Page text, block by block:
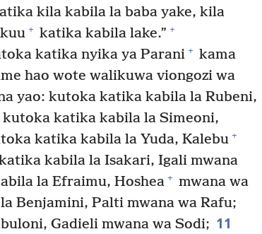
kila kabila la baba yake, kila
+ katika kabila lake.” +
katika nyika ya Parani + kama
hao wote walikuwa viongozi wa
yao: kutoka katika kabila la Rubeni,
kutoka katika kabila la Simeoni,
katika kabila la Yuda, Kalebu +
kabila la Isakari, Igali mwana
la Efraimu, Hoshea + mwana wa
Benjamini, Palti mwana wa Rafu;
Gadieli mwana wa Sodi; 11